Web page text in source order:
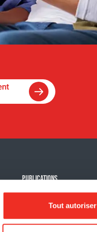
Tout autoriser
PUBLICATIONS